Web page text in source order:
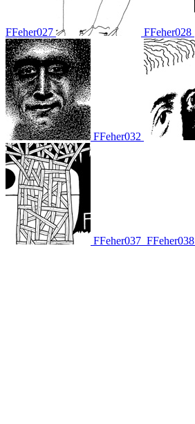
FFeher027 FFeher028
FFeher032
FFeher037 FFeher038